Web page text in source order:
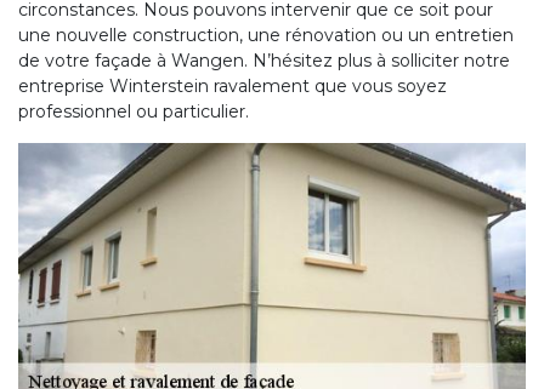
circonstances. Nous pouvons intervenir que ce soit pour
une nouvelle construction, une rénovation ou un entretien
de votre façade à Wangen. N’hésitez plus à solliciter notre
entreprise Winterstein ravalement que vous soyez
professionnel ou particulier.